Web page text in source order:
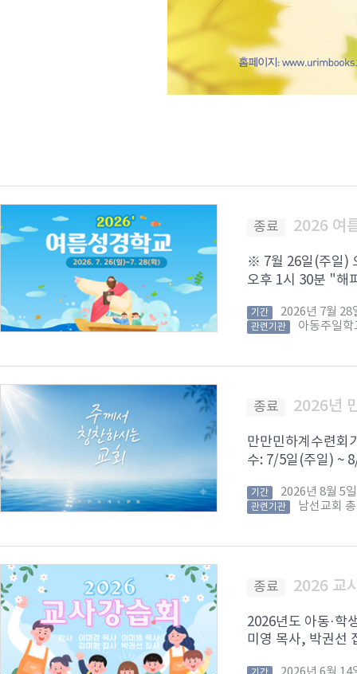
종료 2026 여
※ 7월 26일(주일)
오후 1시 30분 "해
기간 2026년 7월 28
관련기관 아동주일학
종료 2026년
만만민하계수련회
수: 7/5일(주일) ~
기간 2026년 8월 5
관련기관 남선교회
종료 2026 교
2026년도 아동·학
미영 목사, 박권선